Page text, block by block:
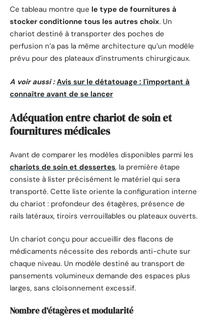
Ce tableau montre que le type de fournitures à
stocker conditionne tous les autres choix. Un
chariot destiné à transporter des poches de
perfusion n’a pas la même architecture qu’un modèle
prévu pour des plateaux d’instruments chirurgicaux.
A voir aussi : Avis sur le détatouage : l'important à
connaître avant de se lancer
Adéquation entre chariot de soin et
fournitures médicales
Avant de comparer les modèles disponibles parmi les
chariots de soin et dessertes, la première étape
consiste à lister précisément le matériel qui sera
transporté. Cette liste oriente la configuration interne
du chariot : profondeur des étagères, présence de
rails latéraux, tiroirs verrouillables ou plateaux ouverts.
Un chariot conçu pour accueillir des flacons de
médicaments nécessite des rebords anti-chute sur
chaque niveau. Un modèle destiné au transport de
pansements volumineux demande des espaces plus
larges, sans cloisonnement excessif.
Nombre d’étagères et modularité